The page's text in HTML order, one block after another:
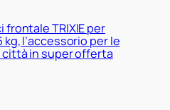
TRIXIE per
kg, l’accessorio per le
città in super offerta